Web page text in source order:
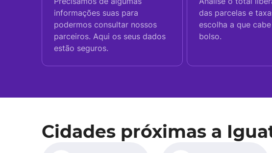
informações suas para
podermos consultar nossos
parceiros. Aqui os seus dados
estão seguros.
das parcelas e
escolha a que
bolso.
Cidades próximas a